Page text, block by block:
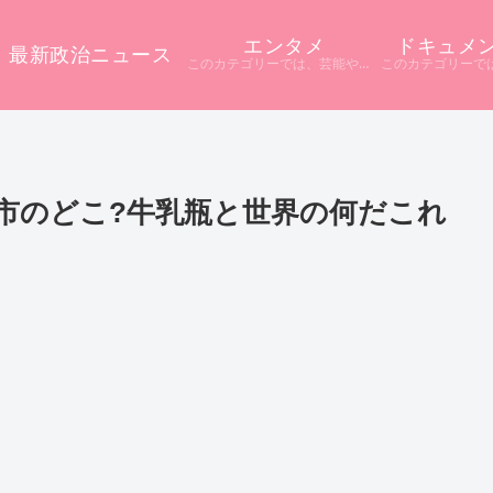
最新政治ニュース エンタメ
このカテゴリーでは、芸能やエンタメに関するニュースをまとめています。 テレビや配信サービス、SNSなど多様な情報源から話題をピックアップ。 ニュース記事だけでは分からない背景や疑問点を深掘りし、分かりやすく解説しています。
ドキュメ
のどこ?牛乳瓶と世界の何だこれ